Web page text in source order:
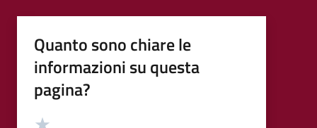
Quanto sono chiare le
informazioni su questa
pagina?
Valutazione